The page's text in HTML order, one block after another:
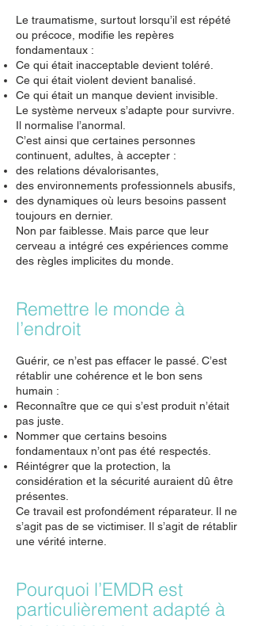
Le traumatisme, surtout lorsqu’il est répété
ou précoce, modifie les repères
fondamentaux :
Ce qui était inacceptable devient toléré.
Ce qui était violent devient banalisé.
Ce qui était un manque devient invisible.
Le système nerveux s’adapte pour survivre.
Il normalise l’anormal.
C’est ainsi que certaines personnes
continuent, adultes, à accepter :
des relations dévalorisantes,
des environnements professionnels abusifs,
des dynamiques où leurs besoins passent
toujours en dernier.
Non par faiblesse. Mais parce que leur
cerveau a intégré ces expériences comme
des règles implicites du monde.
Remettre le monde à
l’endroit
Guérir, ce n’est pas effacer le passé. C’est
rétablir une cohérence et le bon sens
humain :
Reconnaître que ce qui s’est produit n’était
pas juste.
Nommer que certains besoins
fondamentaux n’ont pas été respectés.
Réintégrer que la protection, la
considération et la sécurité auraient dû être
présentes.
Ce travail est profondément réparateur. Il ne
s’agit pas de se victimiser. Il s’agit de rétablir
une vérité interne.
Pourquoi l’EMDR est
particulièrement adapté à